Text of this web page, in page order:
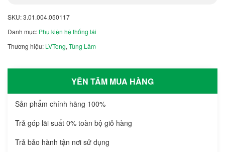
SKU:3.01.004.050117
Danh mục: Phụ kiện hệ thống lái
Thương hiệu: LVTong, Tùng Lâm
YÊN TÂM MUA HÀNG
Sản phẩm chính hãng 100%
Trả góp lãi suất 0% toàn bộ giỏ hàng
Trả bảo hành tận nơi sử dụng